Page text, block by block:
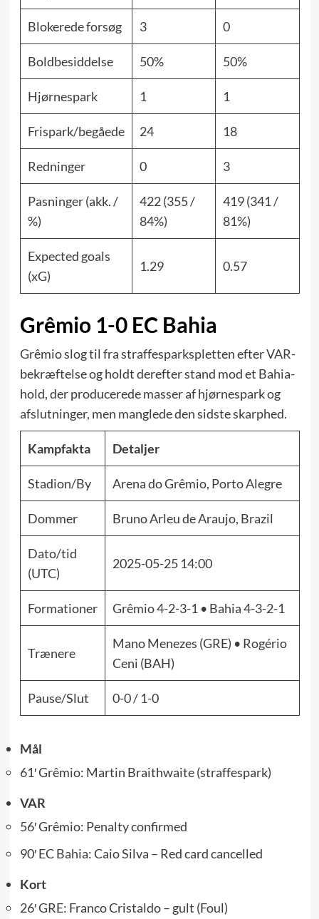
Blokerede forsøg 3 0
Boldbesiddelse 50% 50%
Hjørnespark 1 1
Frispark/begåede 24 18
Redninger 0 3
Pasninger (akk. /
%)
422 (355 /
84%)
419 (341 /
81%)
Expected goals
(xG)
1.29 0.57
Grêmio 1-0 EC Bahia
Grêmio slog til fra straffesparkspletten efter VAR-
bekræftelse og holdt derefter stand mod et Bahia-
hold, der producerede masser af hjørnespark og
afslutninger, men manglede den sidste skarphed.
Kampfakta Detaljer
Stadion/By Arena do Grêmio, Porto Alegre
Dommer Bruno Arleu de Araujo, Brazil
Dato/tid
(UTC)
2025-05-25 14:00
Formationer Grêmio 4-2-3-1 • Bahia 4-3-2-1
Trænere
Mano Menezes (GRE) • Rogério
Ceni (BAH)
Pause/Slut 0-0 / 1-0
Mål
61′ Grêmio: Martin Braithwaite (straffespark)
VAR
56′ Grêmio: Penalty confirmed
90′ EC Bahia: Caio Silva – Red card cancelled
Kort
26′ GRE: Franco Cristaldo – gult (Foul)